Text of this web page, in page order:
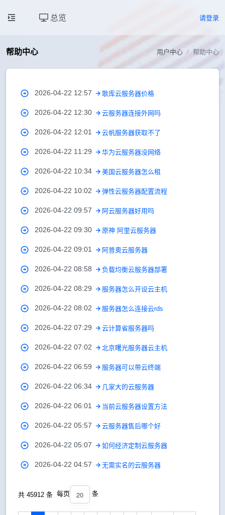
总览 请登录
帮助中心 用户中心 帮助中心
2026-04-22 12:57 歌库云服务器价格
2026-04-22 12:30 云服务器连接外网吗
2026-04-22 12:01 云帆服务器获取不了
2026-04-22 11:29 华为云服务器没网络
2026-04-22 10:34 美国云服务器怎么租
2026-04-22 10:02 弹性云服务器配置流程
2026-04-22 09:57 阿云服务器好用吗
2026-04-22 09:30 原神 阿里云服务器
2026-04-22 09:01 阿普奥云服务器
2026-04-22 08:58 负载均衡云服务器部署
2026-04-22 08:29 服务器怎么开设云主机
2026-04-22 08:02 服务器怎么连接云rds
2026-04-22 07:29 云计算省服务器吗
2026-04-22 07:02 北京曙光服务器云主机
2026-04-22 06:59 服务器可以带云终端
2026-04-22 06:34 几家大的云服务器
2026-04-22 06:01 当前云服务器设置方法
2026-04-22 05:57 云服务器售后哪个好
2026-04-22 05:07 如何经济定制云服务器
2026-04-22 04:57 无需实名的云服务器
共 45912 条 每页 20 条